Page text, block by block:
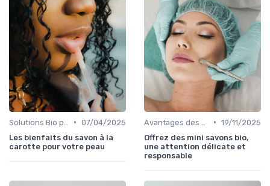
• 07/04/2025
Les bienfaits du savon à la
carotte pour votre peau
• 19/11/2025
Offrez des mini savons bio,
une attention délicate et
responsable